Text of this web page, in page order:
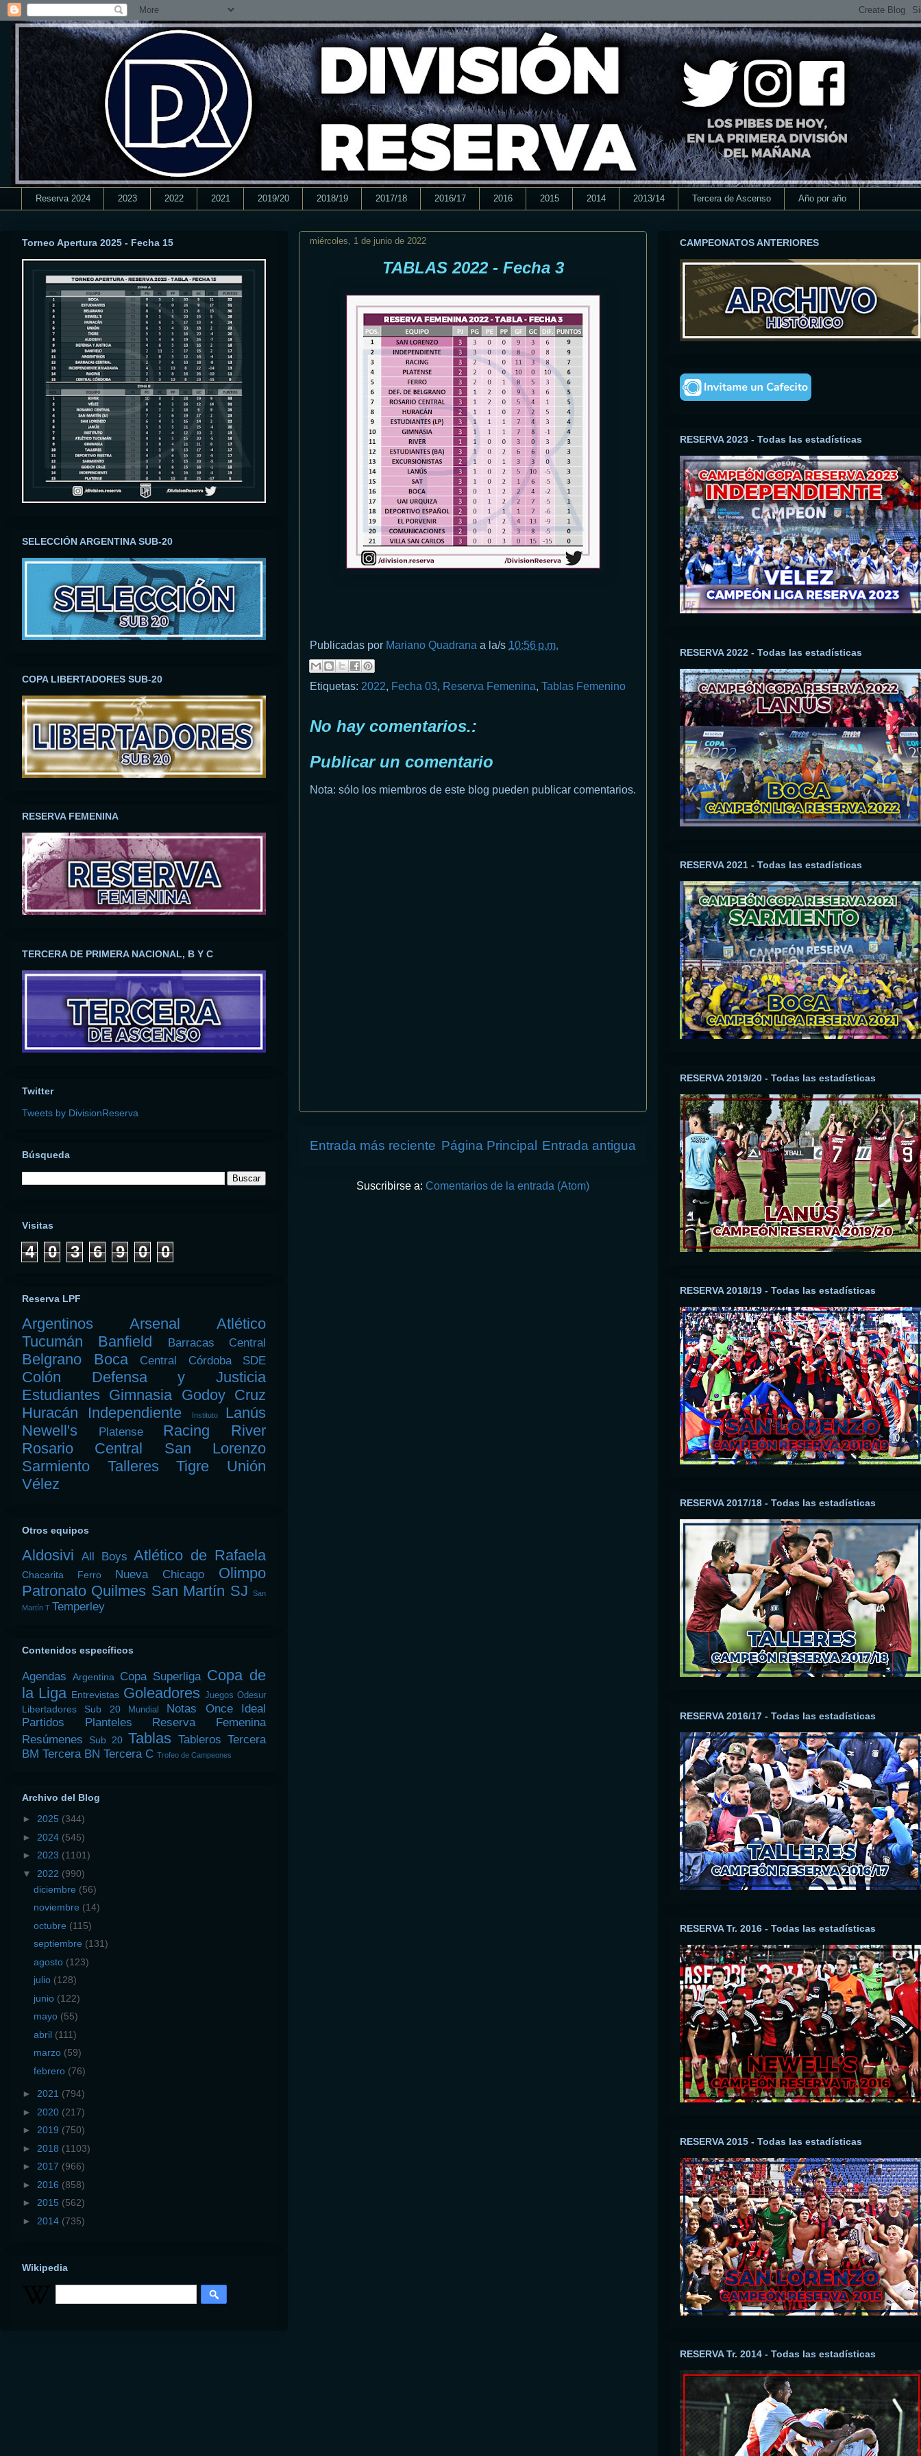
Reserva 2024 2023 2022 2021 2019/20 2018/19 2017/18 2016/17 2016 2015 2014 2013/14 Tercera de Ascenso Año por año
miércoles, 1 de junio de 2022
TABLAS 2022 - Fecha 3
Publicadas por Mariano Quadrana a la/s 10:56 p.m.
Etiquetas: 2022, Fecha 03, Reserva Femenina, Tablas Femenino
No hay comentarios.:
Publicar un comentario
Nota: sólo los miembros de este blog pueden publicar comentarios.
Entrada más reciente Entrada antigua
Página Principal
Suscribirse a: Comentarios de la entrada (Atom)
Torneo Apertura 2025 - Fecha 15
SELECCIÓN ARGENTINA SUB-20
COPA LIBERTADORES SUB-20
RESERVA FEMENINA
TERCERA DE PRIMERA NACIONAL, B Y C
Twitter
Tweets by DivisionReserva
Búsqueda
Visitas
4 0 3 6 9 0 0
Reserva LPF
Argentinos Arsenal
Atlético
Tucumán
Banfield Barracas Central
Belgrano Boca Central Córdoba SDE
Colón
Defensa y Justicia
Estudiantes Gimnasia Godoy Cruz
Huracán
Independiente Instituto
Lanús
Newell's
Platense Racing
River
Rosario Central
San Lorenzo
Sarmiento
Talleres Tigre
Unión
Vélez
Otros equipos
Aldosivi All Boys Atlético de Rafaela
Chacarita Ferro Nueva Chicago
Olimpo
Patronato Quilmes San Martín SJ
San
Martín T Temperley
Contenidos específicos
Agendas Argentina Copa Superliga Copa de
la Liga Entrevistas Goleadores Juegos Odesur
Libertadores Sub 20 Mundial Notas
Once Ideal
Partidos
Planteles
Reserva Femenina
Resúmenes
Sub 20 Tablas Tableros Tercera
BM Tercera BN Tercera C Trofeo de Campeones
Archivo del Blog
► 2025 (344)
► 2024 (545)
► 2023 (1101)
▼ 2022 (990)
diciembre (56)
noviembre (14)
octubre (115)
septiembre (131)
agosto (123)
julio (128)
junio (122)
mayo (55)
abril (111)
marzo (59)
febrero (76)
► 2021 (794)
► 2020 (217)
► 2019 (750)
► 2018 (1103)
► 2017 (966)
► 2016 (858)
► 2015 (562)
► 2014 (735)
Wikipedia
CAMPEONATOS ANTERIORES
RESERVA 2023 - Todas las estadísticas
RESERVA 2022 - Todas las estadísticas
RESERVA 2021 - Todas las estadísticas
RESERVA 2019/20 - Todas las estadísticas
RESERVA 2018/19 - Todas las estadísticas
RESERVA 2017/18 - Todas las estadísticas
RESERVA 2016/17 - Todas las estadísticas
RESERVA Tr. 2016 - Todas las estadísticas
RESERVA 2015 - Todas las estadísticas
RESERVA Tr. 2014 - Todas las estadísticas